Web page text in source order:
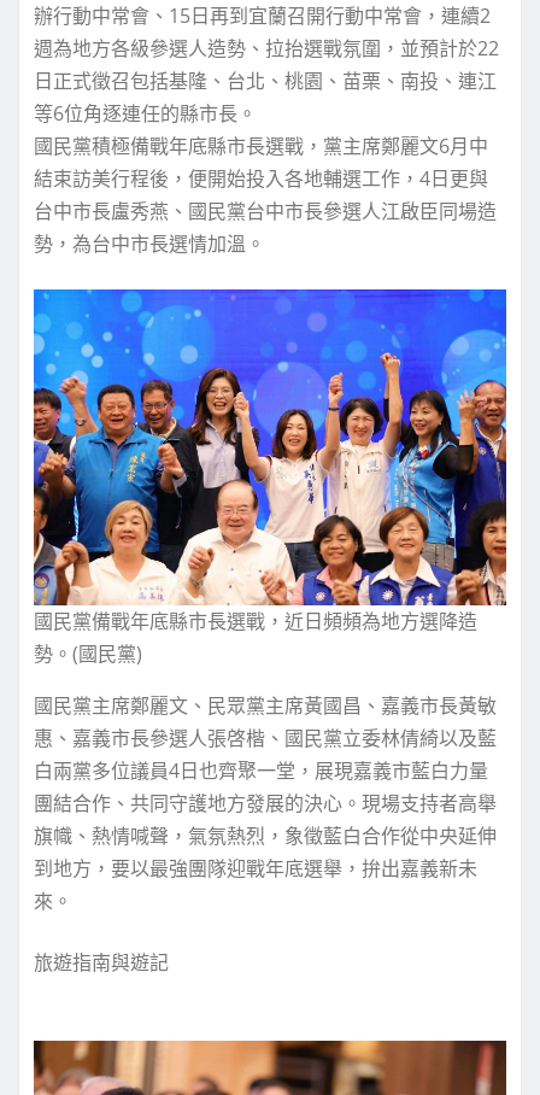
辦行動中常會、15日再到宜蘭召開行動中常會，連續2
週為地方各級參選人造勢、拉抬選戰氛圍，並預計於22
日正式徵召包括基隆、台北、桃園、苗栗、南投、連江
等6位角逐連任的縣市長。
國民黨積極備戰年底縣市長選戰，黨主席鄭麗文6月中
結束訪美行程後，便開始投入各地輔選工作，4日更與
台中市長盧秀燕、國民黨台中市長參選人江啟臣同場造
勢，為台中市長選情加溫。
國民黨備戰年底縣市長選戰，近日頻頻為地方選降造
勢。(國民黨)
國民黨主席鄭麗文、民眾黨主席黃國昌、嘉義市長黃敏
惠、嘉義市長參選人張啓楷、國民黨立委林倩綺以及藍
白兩黨多位議員4日也齊聚一堂，展現嘉義市藍白力量
團結合作、共同守護地方發展的決心。現場支持者高舉
旗幟、熱情喊聲，氣氛熱烈，象徵藍白合作從中央延伸
到地方，要以最強團隊迎戰年底選舉，拚出嘉義新未
來。
旅遊指南與遊記